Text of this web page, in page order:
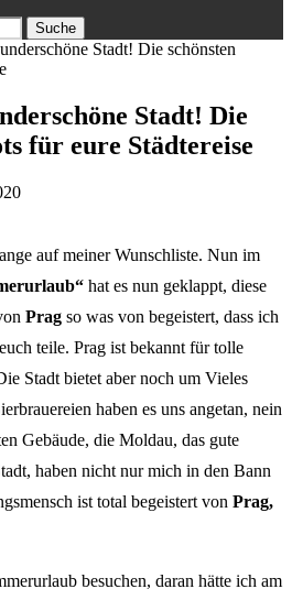
Suche
Stadt! Die schönsten
Stadt! Die
für eure Städtereise
auf meiner Wunschliste. Nun im
hat es nun geklappt, diese
Prag so was von begeistert, dass ich
teile. Prag ist bekannt für tolle
Stadt bietet aber noch um Vieles
haben es uns angetan, nein
Gebäude, die Moldau, das gute
haben nicht nur mich in den Bann
ist total begeistert von Prag,
besuchen, daran hätte ich am